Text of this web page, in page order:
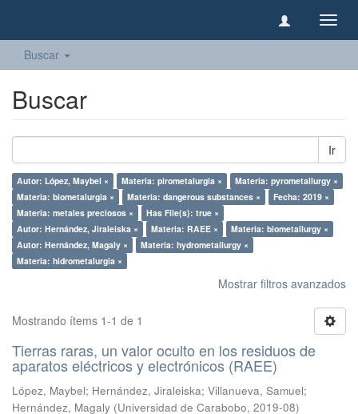
Buscar
Buscar
Ir
Autor: López, Maybel × Materia: pirometalurgia ×
Materia: pyrometallurgy ×
Materia: biometalurgia ×
Materia: dangerous substances ×
Fecha: 2019 ×
Materia: metales preciosos ×
Has File(s): true ×
Autor: Hernández, Jiraleiska ×
Materia: RAEE ×
Materia: biometallurgy ×
Autor: Hernández, Magaly ×
Materia: hydrometallurgy ×
Materia: hidrometalurgia ×
Mostrar filtros avanzados
Mostrando ítems 1-1 de 1
Tierras raras, un valor oculto en los residuos de
aparatos eléctricos y electrónicos (RAEE)
López, Maybel; Hernández, Jiraleiska; Villanueva, Samuel;
Hernández, Magaly (Universidad de Carabobo, 2019-08)